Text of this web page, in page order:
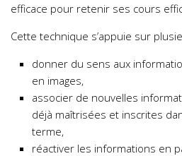
efficace pour retenir ses cours
Cette technique s’appuie sur
donner du sens aux
en images,
associer de nouvelles
déjà maîtrisées et inscrites
terme,
réactiver les informations en